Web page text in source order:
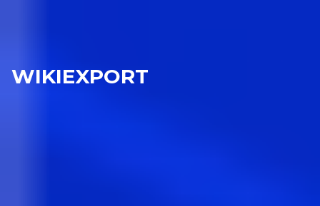
WIKIEXPORT